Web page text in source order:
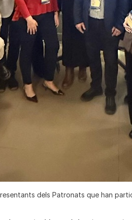
dels Patronats que han